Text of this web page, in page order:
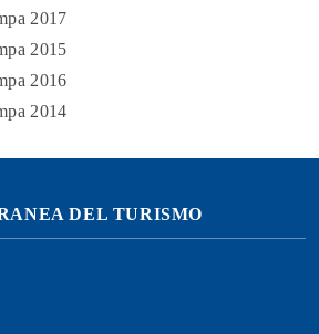
2017
2015
2016
2014
DEL TURISMO